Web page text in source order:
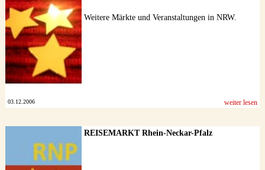
Weitere Märkte und Veranstaltungen in NRW.
03.12.2006 weiter lesen
REISEMARKT Rhein-Neckar-Pfalz